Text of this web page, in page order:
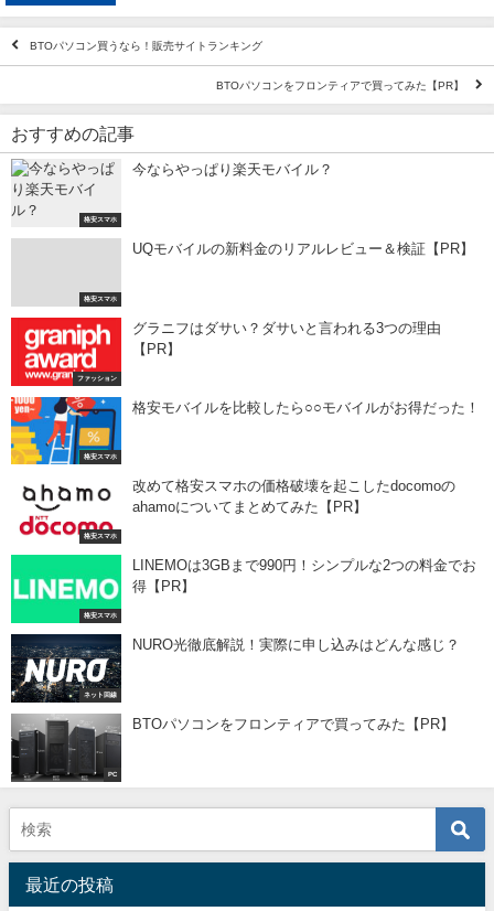
BTOパソコン買うなら！販売サイトランキング
BTOパソコンをフロンティアで買ってみた【PR】
おすすめの記事
格安スマホ
今ならやっぱり楽天モバイル？
格安スマホ
UQモバイルの新料金のリアルレビュー＆検証【PR】
ファッション
グラニフはダサい？ダサいと言われる3つの理由
【PR】
格安スマホ
格安モバイルを比較したら○○モバイルがお得だった！
格安スマホ
改めて格安スマホの価格破壊を起こしたdocomoの
ahamoについてまとめてみた【PR】
格安スマホ
LINEMOは3GBまで990円！シンプルな2つの料金でお
得【PR】
ネット回線
NURO光徹底解説！実際に申し込みはどんな感じ？
PC
BTOパソコンをフロンティアで買ってみた【PR】
最近の投稿